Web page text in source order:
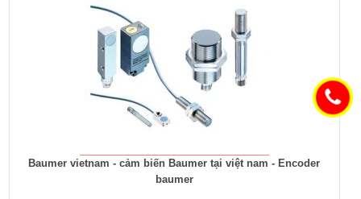
Baumer vietnam - cảm biến Baumer tại việt nam - Encoder
baumer